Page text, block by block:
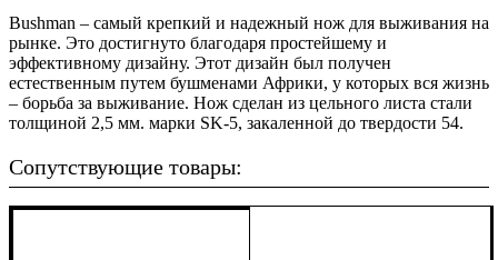
Bushman – самый крепкий и надежный нож для выживания на
рынке. Это достигнуто благодаря простейшему и
эффективному дизайну. Этот дизайн был получен
естественным путем бушменами Африки, у которых вся жизнь
– борьба за выживание. Нож сделан из цельного листа стали
толщиной 2,5 мм. марки SK-5, закаленной до твердости 54.
Сопутствующие товары: